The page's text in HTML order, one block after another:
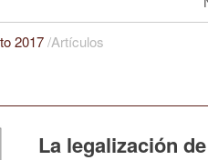
2017/Artículos
La legalización